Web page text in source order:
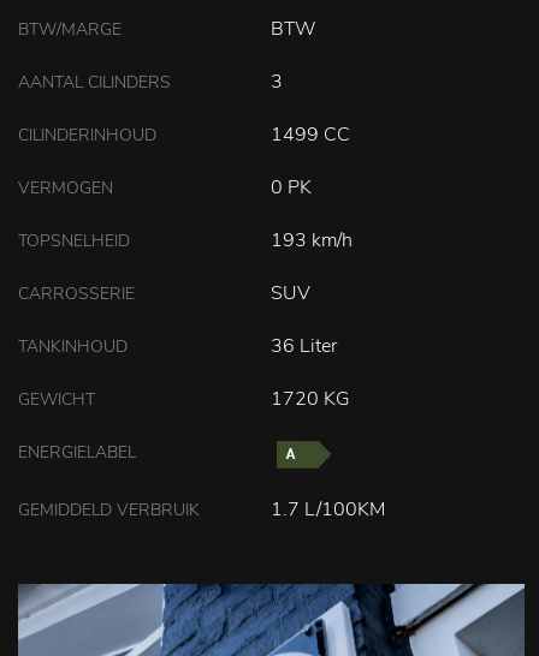
BTW/MARGE BTW
AANTAL CILINDERS 3
CILINDERINHOUD 1499 CC
VERMOGEN 0 PK
TOPSNELHEID 193 km/h
CARROSSERIE SUV
TANKINHOUD 36 Liter
GEWICHT 1720 KG
ENERGIELABEL
GEMIDDELD VERBRUIK 1.7 L/100KM